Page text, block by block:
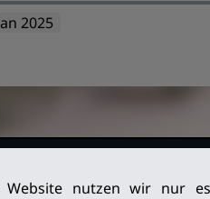
2025
Teltow, 2026. Alle
nutzen wir nur